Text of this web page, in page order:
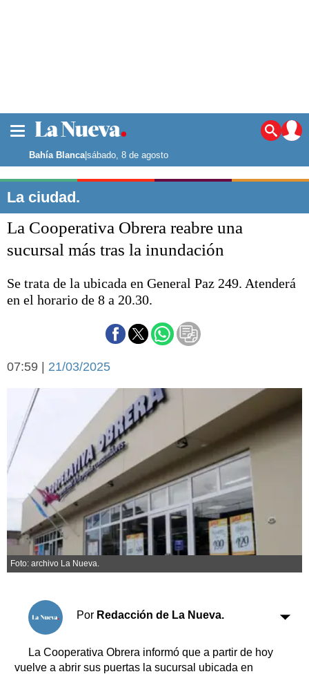
Noticias
La ciudad
Punta Alta
El mundo
Seguridad
Deportes
Escenario Olímpico
Liga del Sur
Fútbol
Cines
Economía y campo
Economía y finanzas
Con el campo
Espacio empresas
Sociedad y tiempo
libre
Sociedad
Tecnología
Turismo
Salud
Es viral
El tiempo
Fúnebres
Clasificados
Suplementos
Bahía Blanca|sábado, 8 de agosto
La ciudad.
La Cooperativa Obrera reabre una
sucursal más tras la inundación
Se trata de la ubicada en General Paz 249. Atenderá
en el horario de 8 a 20.30.
07:59 | 21/03/2025
Foto: archivo La Nueva.
Por Redacción de La Nueva.
La Cooperativa Obrera informó que a partir de hoy
vuelve a abrir sus puertas la sucursal ubicada en